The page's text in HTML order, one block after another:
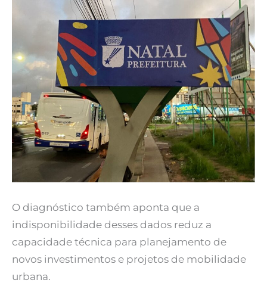
O diagnóstico também aponta que a
indisponibilidade desses dados reduz a
capacidade técnica para planejamento de
novos investimentos e projetos de mobilidade
urbana.